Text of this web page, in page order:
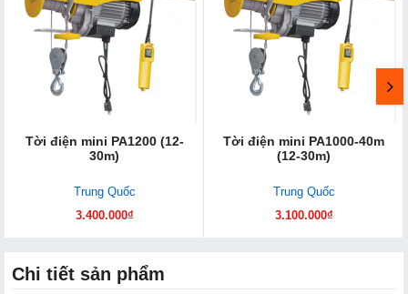
Tời điện mini PA1200 (12-
30m)
Trung Quốc
3.400.000₫
Tời điện mini PA1000-40m
(12-30m)
Trung Quốc
3.100.000₫
Chi tiết sản phẩm